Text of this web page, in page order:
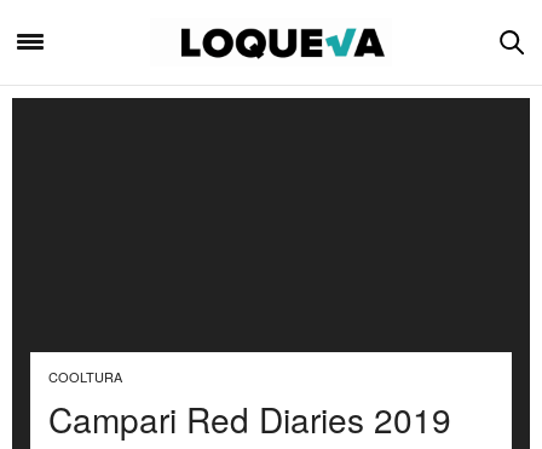
COOLTURA
Campari Red Diaries 2019